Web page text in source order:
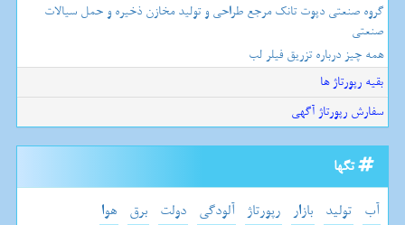
گروه صنعتی دپوت تانک مرجع طراحی و تولید مخازن ذخیره و حمل سیالات
صنعتی
همه چیز درباره تزریق فیلر لب
بقیه رپورتاژ ها
سفارش رپورتاژ آگهی
تگها
آب تولید بازار رپورتاژ آلودگی دولت برق هوا